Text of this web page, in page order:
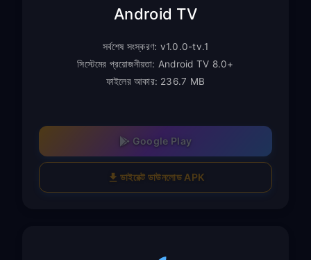
Android TV
সর্বশেষ সংস্করণ: v1.0.0-tv.1
সিস্টেমের প্রয়োজনীয়তা: Android TV 8.0+
ফাইলের আকার: 236.7 MB
Google Play
ডাইরেক্ট ডাউনলোড APK